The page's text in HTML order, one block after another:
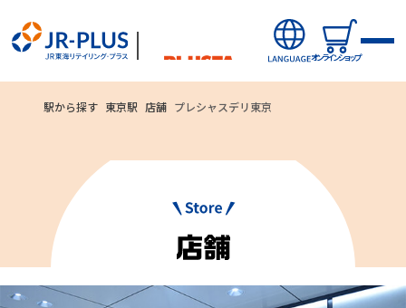
オンラインショップ
キャンペーン・ニュース
オンラインショップから探す
駅から探す 東京駅 店舗 プレシャスデリ東京
ご利用いただ
ける
お支払方法